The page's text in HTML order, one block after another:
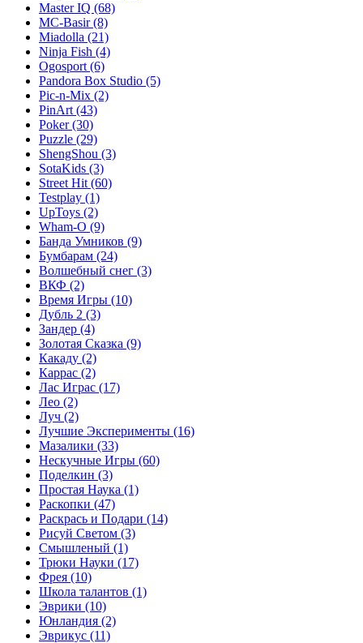
Master IQ (68)
MC-Basir(8)
Miadolla (21)
Ninja Fish (4)
Ogosport (6)
Pandora Box Studio (5)
Pic-n-Mix (2)
PinArt (43)
Poker(30)
Puzzle (29)
ShengShou (3)
SotaKids (3)
Street Hit (60)
Testplay (1)
UpToys (2)
Wham-O (9)
Банда Умников (9)
Бумбарам (24)
Волшебный снег (3)
ВКФ (2)
Время Игры (10)
Дубль 2 (3)
Зандер (4)
Золотая Сказка (9)
Какаду (2)
Каррас (2)
Лас Играс (17)
Лео (2)
Луч (2)
Лучшие Эксперименты (16)
Мазалики (33)
Нескучные Игры (60)
Поделкин (3)
Простая Наука (1)
Раскопки (47)
Раскрась и Подари (14)
Рисуй Светом (3)
Смышленый (1)
Трюки Науки (17)
Фрея (10)
Школа талантов (1)
Эврики (10)
Юнландия (2)
Эврикус (11)